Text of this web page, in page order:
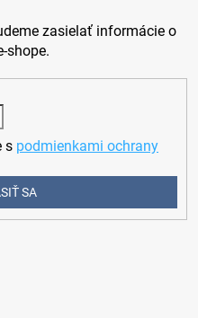
zasielať informácie o
shope.
s podmienkami ochrany
SA